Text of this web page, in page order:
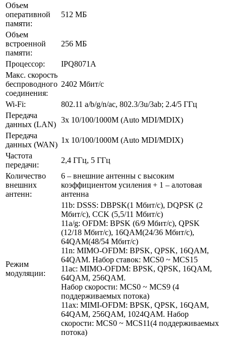
Объем
оперативной
памяти:
512 МБ
Объем
встроенной
памяти:
256 МБ
Процессор:
IPQ8071A
Макс. скорость
беспроводного
соединения:
2402 Мбит/с
Wi-Fi:
802.11 a/b/g/n/ac, 802.3/3u/3ab; 2.4/5 ГГц
Передача
данных (LAN)
3x 10/100/1000M (Auto MDI/MDIX)
Передача
данных (WAN)
1x 10/100/1000M (Auto MDI/MDIX)
Частота
передачи:
2,4 ГГц, 5 ГГц
Количество
внешних
антенн:
6 – внешние антенны с высоким
коэффициентом усиления + 1 – алотовая
антенна
Режим
модуляции:
11b: DSSS: DBPSK(1 Мбит/с), DQPSK (2
Мбит/с), CCK (5,5/11 Мбит/с)
11a/g: OFDM: BPSK (6/9 Мбит/с), QPSK
(12/18 Мбит/с), 16QAM(24/36 Мбит/с),
64QAM(48/54 Мбит/с)
11n: MIMO-OFDM: BPSK, QPSK, 16QAM,
64QAM. Набор ставок: MCS0 ~ MCS15
11ac: MIMO-OFDM: BPSK, QPSK, 16QAM,
64QAM, 256QAM.
Набор скорости: MCS0 ~ MCS9 (4
поддерживаемых потока)
11ax: MIMI-OFDM: BPSK, QPSK, 16QAM,
64QAM, 256QAM, 1024QAM. Набор
скорости: MCS0 ~ MCS11(4 поддерживаемых
потока)